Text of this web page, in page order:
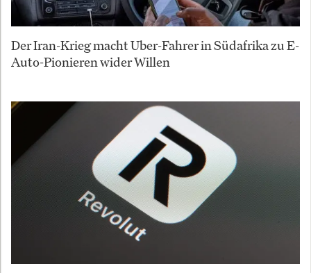
Der Iran-Krieg macht Uber-Fahrer in Südafrika zu E-
Auto-Pionieren wider Willen